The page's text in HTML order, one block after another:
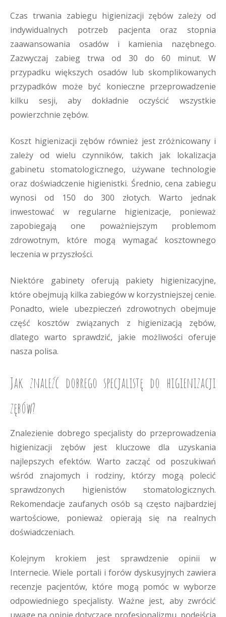
Czas trwania zabiegu higienizacji zębów zależy od
indywidualnych potrzeb pacjenta oraz stopnia
zaawansowania osadów i kamienia nazębnego.
Zazwyczaj zabieg trwa od 30 do 60 minut. W
przypadku większych osadów lub skomplikowanych
przypadków może być konieczne przeprowadzenie
kilku sesji, aby dokładnie oczyścić wszystkie
powierzchnie zębów.
Koszt higienizacji zębów również jest zróżnicowany i
zależy od wielu czynników, takich jak lokalizacja
gabinetu stomatologicznego, używane technologie
oraz doświadczenie higienistki. Średnio, cena zabiegu
wynosi od 150 do 300 złotych. Warto jednak
inwestować w regularne higienizacje, ponieważ
zapobiegają one poważniejszym problemom
zdrowotnym, które mogą wymagać kosztownego
leczenia w przyszłości.
Niektóre gabinety oferują pakiety higienizacyjne,
które obejmują kilka zabiegów w korzystniejszej cenie.
Ponadto, wiele ubezpieczeń zdrowotnych obejmuje
część kosztów związanych z higienizacją zębów,
dlatego warto sprawdzić, jakie możliwości oferuje
nasza polisa.
Jak znaleźć dobrego specjalistę do higienizacji
zębów?
Znalezienie dobrego specjalisty do przeprowadzenia
higienizacji zębów jest kluczowe dla uzyskania
najlepszych efektów. Warto zacząć od poszukiwań
wśród znajomych i rodziny, którzy mogą polecić
sprawdzonych higienistów stomatologicznych.
Rekomendacje zaufanych osób są często najbardziej
wartościowe, ponieważ opierają się na realnych
doświadczeniach.
Kolejnym krokiem jest sprawdzenie opinii w
Internecie. Wiele portali i forów dyskusyjnych zawiera
recenzje pacjentów, które mogą pomóc w wyborze
odpowiedniego specjalisty. Ważne jest, aby zwrócić